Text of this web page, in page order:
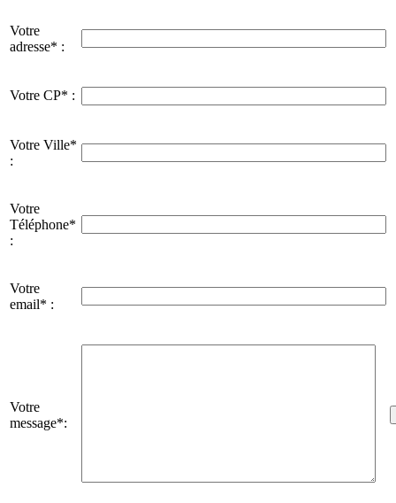
Votre
adresse* :
Votre CP* :
Votre Ville*
:
Votre
Téléphone*
:
Votre
email* :
Votre
message*: